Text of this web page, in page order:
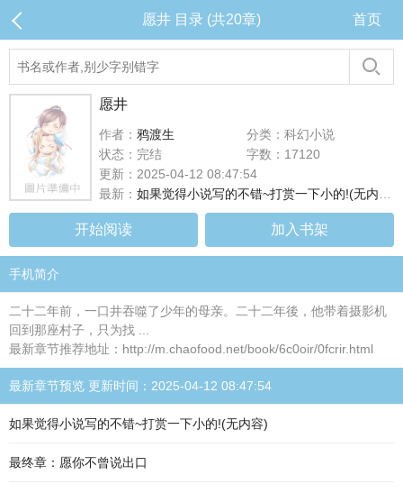
愿井 目录 (共20章) 首页
愿井
作者： 鸦渡生
分类：科幻小说
状态：完结
字数：17120
更新：2025-04-12 08:47:54
最新： 如果觉得小说写的不错~打赏一下小的!(无内容)
开始阅读 加入书架
手机简介
二十二年前，一口井吞噬了少年的母亲。二十二年後，他带着摄影机
回到那座村子，只为找 ...
最新章节推荐地址：http://m.chaofood.net/book/6c0oir/0fcrir.html
最新章节预览 更新时间：2025-04-12 08:47:54
如果觉得小说写的不错~打赏一下小的!(无内容)
最终章：愿你不曾说出口